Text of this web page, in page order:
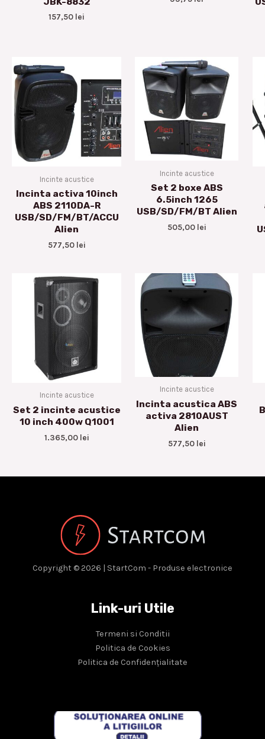
157,50 lei
Incinte acustice
Incinta activa 10inch
ABS 2110DA-R
USB/SD/FM/BT/ACCU
Alien
577,50 lei
Incinte acustice
Set 2 boxe ABS
6.5inch 1265
USB/SD/FM/BT Alien
505,00 lei
Incinte acustice
Set 2 incinte acustice
10 inch 400w Q1001
1.365,00 lei
Incinte acustice
Incinta acustica ABS
activa 2810AUST
Alien
577,50 lei
Copyright © 2026 | StartCom - Produse electronice
Link-uri Utile
Termeni si Conditii
Politica de Cookies
Politica de Confidențialitate